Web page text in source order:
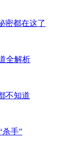
密都在这了
全解析
不知道
杀手”